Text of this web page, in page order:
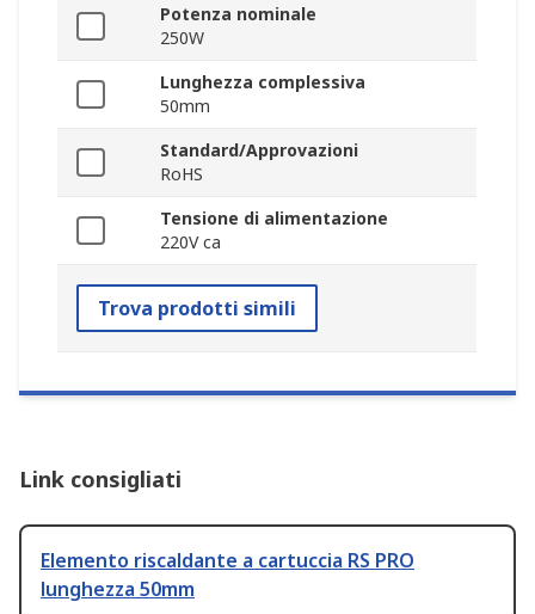
Potenza nominale
250W
Lunghezza complessiva
50mm
Standard/Approvazioni
RoHS
Tensione di alimentazione
220V ca
Trova prodotti simili
Link consigliati
Elemento riscaldante a cartuccia RS PRO
lunghezza 50mm